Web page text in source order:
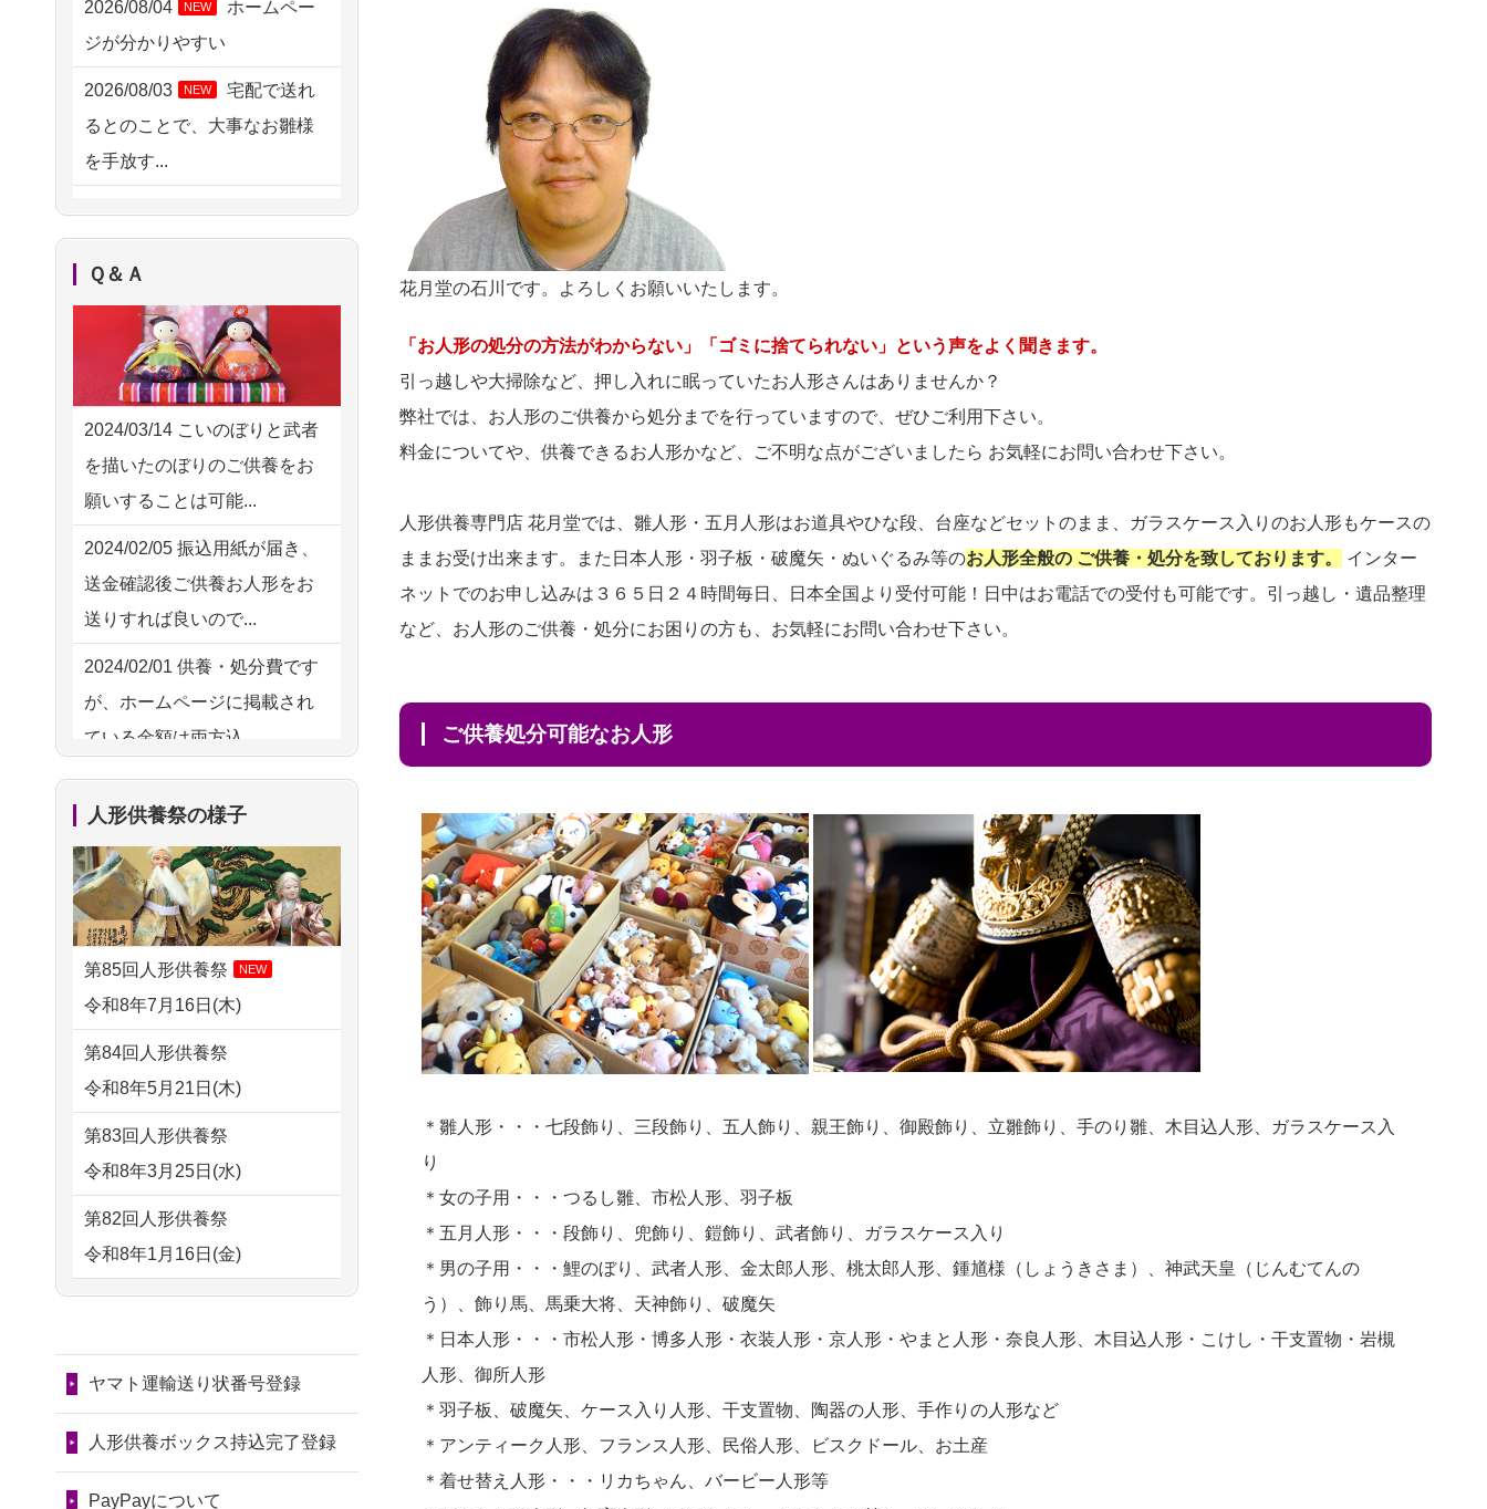
花月堂の石川です。よろしくお願いいたします。
「お人形の処分の方法がわからない」「ゴミに捨てられない」という声をよく聞きます。
引っ越しや大掃除など、押し入れに眠っていたお人形さんはありませんか？
弊社では、お人形のご供養から処分までを行っていますので、ぜひご利用下さい。
料金についてや、供養できるお人形かなど、ご不明な点がございましたら お気軽にお問い合わせ下さい。
人形供養専門店 花月堂では、雛人形・五月人形はお道具やひな段、台座などセットのまま、ガラスケース入りのお人形もケースの
ままお受け出来ます。また日本人形・羽子板・破魔矢・ぬいぐるみ等のお人形全般の ご供養・処分を致しております。
インター
ネットでのお申し込みは３６５日２４時間毎日、日本全国より受付可能！日中はお電話での受付も可能です。引っ越し・遺品整理
など、お人形のご供養・処分にお困りの方も、お気軽にお問い合わせ下さい。
ご供養処分可能なお人形
＊雛人形・・・七段飾り、三段飾り、五人飾り、親王飾り、御殿飾り、立雛飾り、手のり雛、木目込人形、ガラスケース入
り
＊女の子用・・・つるし雛、市松人形、羽子板
＊五月人形・・・段飾り、兜飾り、鎧飾り、武者飾り、ガラスケース入り
＊男の子用・・・鯉のぼり、武者人形、金太郎人形、桃太郎人形、鍾馗様（しょうきさま）、神武天皇（じんむてんの
う）、飾り馬、馬乗大将、天神飾り、破魔矢
＊日本人形・・・市松人形・博多人形・衣装人形・京人形・やまと人形・奈良人形、木目込人形・こけし・干支置物・岩槻
人形、御所人形
＊羽子板、破魔矢、ケース入り人形、干支置物、陶器の人形、手作りの人形など
＊アンティーク人形、フランス人形、民俗人形、ビスクドール、お土産
＊着せ替え人形・・・リカちゃん、バービー人形等
2026/08/06 09:17
三重県の方からお申込み
2026/08/06 06:48
横浜市の方からお申込み
東京都の方からお申込み
2026/08/05 11:33
2026/08/04 17:34
西亀有の方からお申込み
2026/08/04 15:40
千葉県の方からお申込み
2026/08/04 14:04
東京都の方からお申込み
2026/08/04 00:38
中野区の方からお申込み
2026/08/03 21:17
愛知県の方からお申込み
2026/08/02 18:47
2026/08/02 11:15
千葉県の方からお申込み
2026/08/02 10:39
神奈川の方からお申込み
2026/08/02 09:15
神奈川の方からお申込み
2026/08/02 06:46
相模原の方からお申込み
2026/08/01 19:28
東京都の方からお申込み
2026/08/01 17:10
東京都の方からお申込み
さいたの方からお申込み
2026/08/04 NEW
ホームペー
ジが分かりやすい
2026/08/03 NEW
宅配で送れ
るとのことで、大事なお雛様
を手放す...
複数拝見し、直観的に良い感
じがしま...
2026/08/02 NEW
人形供養は
ハードルが高そうに思えるの
ですが、...
祖母の人形
供養の際も利用させていただ
き安心感がある
お人形の仕
分けなども丁寧に行う様子か
ら、大切...
供養の内容（料金
や送り方等）がとても丁寧に
説...
2026/07/18 つい先日も利用さ
2026/07/18 大切にしていたお
人形をきちんと供養してくだ
2026/07/15 子供の頃から可愛
そう...
頼出来る点と申込までの方法
2026/07/11思い出のある人形
達を、ちゃんと供養したく、
2026/07/10家から近かったの
Ｑ＆Ａ
2024/03/14 こいのぼりと武者
を描いたのぼりのご供養をお
願いすることは可能...
2024/02/05 振込用紙が届き、
送金確認後ご供養お人形をお
送りすれば良いので...
2024/02/01 供養・処分費です
が、ホームページに掲載され
ている金額は両方込...
2024/01/27実家にある七段飾
りの雛人形を処分したいので
すが 母親が高齢...
2024/01/13剥製の供養・処分
をお願いできますか？
が？
供養・処分したいのですが、
お雛様とお内裏様だ...
2024/01/13供養申込みの後、
供養祭までお人形はどうなっ
てるのですか？
が、きちんと供養してもらえ
るのですか？
お願いできますか？
人形供養祭の様子
第85回人形供養祭 NEW
令和8年7月16日(木)
第84回人形供養祭
令和8年5月21日(木)
第83回人形供養祭
令和8年3月25日(水)
第82回人形供養祭
令和8年1月16日(金)
第81回人形供養祭
第80回人形供養祭
第79回人形供養祭
令和7年8月2日(土)
ヤマト運輸送り状番号登録
人形供養ボックス持込完了登録
PayPayについて